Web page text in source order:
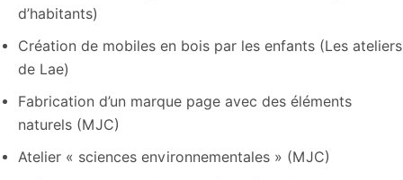
d’habitants)
Création de mobiles en bois par les enfants (Les ateliers
de Lae)
Fabrication d’un marque page avec des éléments
naturels (MJC)
Atelier « sciences environnementales » (MJC)